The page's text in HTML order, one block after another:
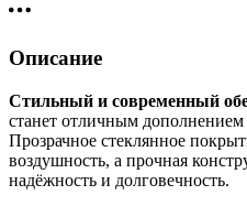
Описание
Стильный и современный
станет отличным
Прозрачное стеклянное
воздушность, а прочная
надёжность и долговечность.